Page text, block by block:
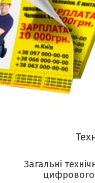
Загальні
цифрового